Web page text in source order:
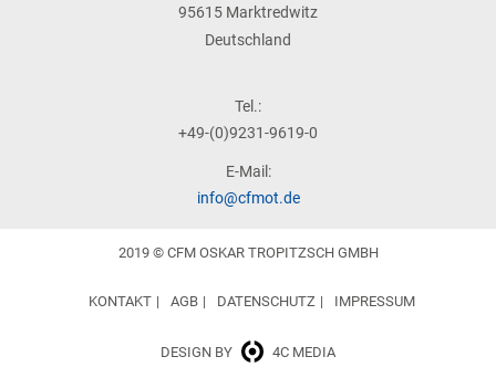
95615 Marktredwitz
Deutschland
Tel.:
+49-(0)9231-9619-0
E-Mail:
info@cfmot.de
2019 © CFM OSKAR TROPITZSCH GMBH
DESIGN BY 4C MEDIA
KONTAKT AGB DATENSCHUTZ IMPRESSUM